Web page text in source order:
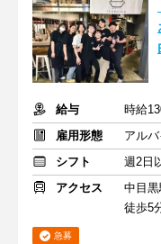
給与
時給
雇用形態
アル
シフト
週2日
アクセス
中目黒
徒歩5
急募